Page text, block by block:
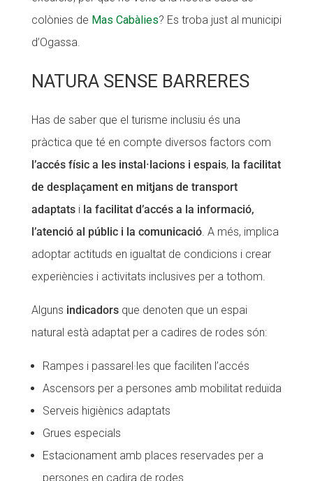
colònies de Mas Cabàlies? Es troba just al municipi
d’Ogassa.
NATURA SENSE BARRERES
Has de saber que el turisme inclusiu és una
pràctica que té en compte diversos factors com
l’accés físic a les instal·lacions i espais, la facilitat
de desplaçament en mitjans de transport
adaptatsi la facilitat d’accés a la informació,
l’atenció al públic i la comunicació. A més, implica
adoptar actituds en igualtat de condicions i crear
experiències i activitats inclusives per a tothom.
Alguns indicadorsque denoten que un espai
natural està adaptat per a cadires de rodes són:
Rampes i passarel·les que faciliten l’accés
Ascensors per a persones amb mobilitat reduïda
Serveis higiènics adaptats
Grues especials
Estacionament amb places reservades per a
persones en cadira de rodes